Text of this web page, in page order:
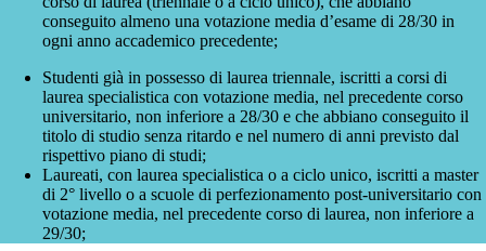
conseguito almeno una votazione media d’esame di 28/30 in
ogni anno accademico precedente;
Studenti già in possesso di laurea triennale, iscritti a corsi di
laurea specialistica con votazione media, nel precedente corso
universitario, non inferiore a 28/30 e che abbiano conseguito il
titolo di studio senza ritardo e nel numero di anni previsto dal
rispettivo piano di studi;
Laureati, con laurea specialistica o a ciclo unico, iscritti a master
di 2° livello o a scuole di perfezionamento post-universitario con
votazione media, nel precedente corso di laurea, non inferiore a
29/30;